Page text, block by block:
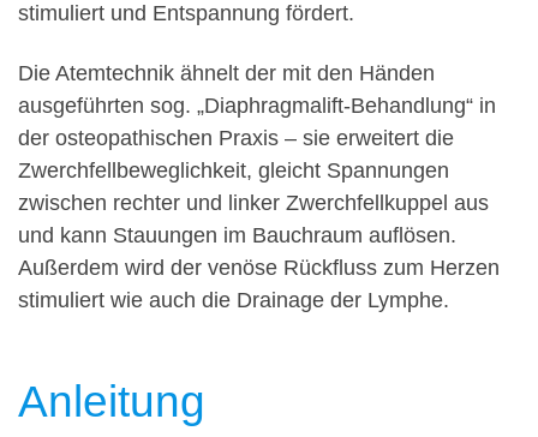
stimuliert und Entspannung fördert.
Die Atemtechnik ähnelt der mit den Händen
ausgeführten sog. „Diaphragmalift-Behandlung“ in
der osteopathischen Praxis – sie erweitert die
Zwerchfellbeweglichkeit, gleicht Spannungen
zwischen rechter und linker Zwerchfellkuppel aus
und kann Stauungen im Bauchraum auflösen.
Außerdem wird der venöse Rückfluss zum Herzen
stimuliert wie auch die Drainage der Lymphe.
Anleitung